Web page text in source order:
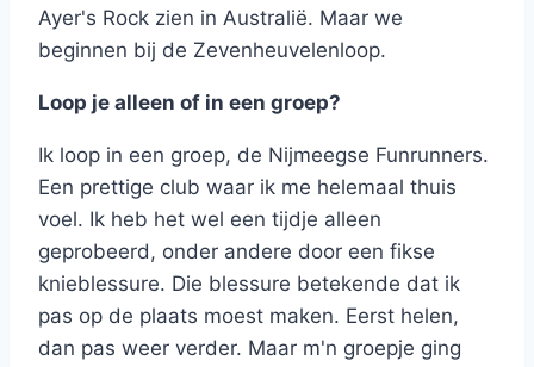
Ayer's Rock zien in Australië. Maar we
beginnen bij de Zevenheuvelenloop.
Loop je alleen of in een groep?
Ik loop in een groep, de Nijmeegse Funrunners.
Een prettige club waar ik me helemaal thuis
voel. Ik heb het wel een tijdje alleen
geprobeerd, onder andere door een fikse
knieblessure. Die blessure betekende dat ik
pas op de plaats moest maken. Eerst helen,
dan pas weer verder. Maar m'n groepje ging